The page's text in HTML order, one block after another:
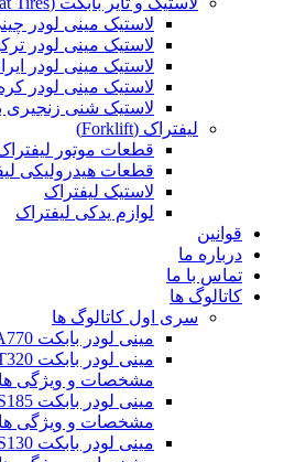
لاستیک مینی لودر
لاستیک مینی لودر
لاستیک مینی لودر
لاستیک مینی لودر
لاستیک شنی زنجیری
لیفتراک (Forklift)
قطعات موتور لیفتراک
قطعات هیدرولیکی
لاستیک لیفتراک
لوازم یدکی لیفتراک
قوانین
درباره ما
تماس با ما
کاتالوگ ها
سری اول کاتالوگ ها
مینی لودر بابکت Bobcat A770
مشخصات و ویژگی
مشخصات و ویژگی